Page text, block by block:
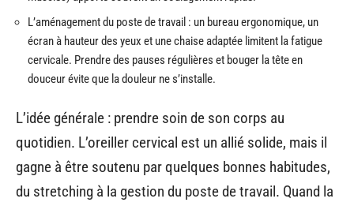
L’aménagement du poste de travail : un bureau ergonomique, un
écran à hauteur des yeux et une chaise adaptée limitent la fatigue
cervicale. Prendre des pauses régulières et bouger la tête en
douceur évite que la douleur ne s’installe.
L’idée générale : prendre soin de son corps au
quotidien. L’oreiller cervical est un allié solide, mais il
gagne à être soutenu par quelques bonnes habitudes,
du stretching à la gestion du poste de travail. Quand la